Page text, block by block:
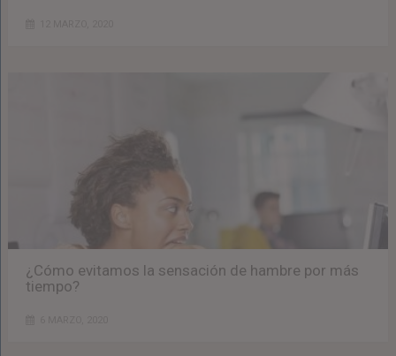
¿Cómo evitamos la sensación de hambre por más
tiempo?